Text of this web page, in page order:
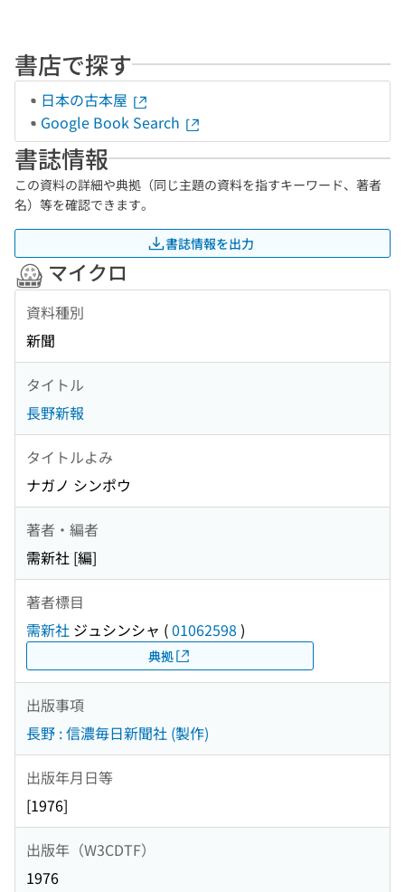
書店で探す
日本の古本屋
Google Book Search
書誌情報
この資料の詳細や典拠（同じ主題の資料を指すキーワード、著者
名）等を確認できます。
書誌情報を出力
マイクロ
資料種別
新聞
タイトル
長野新報
タイトルよみ
ナガノ シンポウ
著者・編者
需新社 [編]
著者標目
需新社 ジュシンシャ (01062598 )
典拠
出版事項
長野 : 信濃毎日新聞社 (製作)
出版年月日等
[1976]
出版年（W3CDTF）
1976